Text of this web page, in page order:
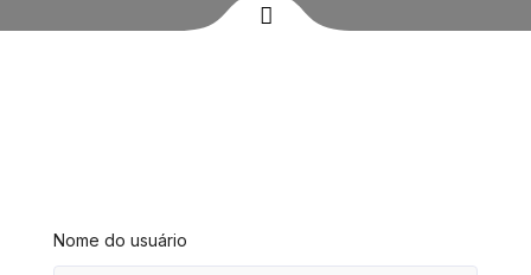
Nome do usuário